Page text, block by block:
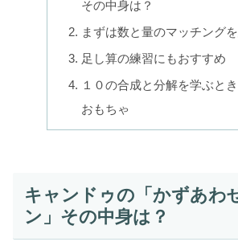
その中身は？
まずは数と量のマッチング
足し算の練習にもおすすめ
１０の合成と分解を学ぶと
おもちゃ
キャンドゥの「かずあわ
ン」その中身は？